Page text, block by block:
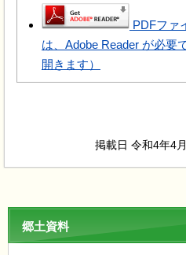
PDFファ
は、Adobe Reader が必要
開きます）
掲載日 令和4年4
郷土資料